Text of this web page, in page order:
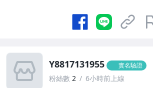
Y8817131955 實名驗證
粉絲數 2 6小時前上線